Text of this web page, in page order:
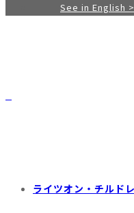
See in English
ライツオン・チルド